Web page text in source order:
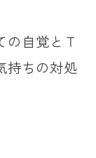
の自覚とＴ
持ちの対処